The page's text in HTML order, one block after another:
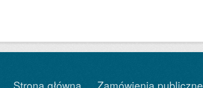
Strona główna Zamówienia publiczne